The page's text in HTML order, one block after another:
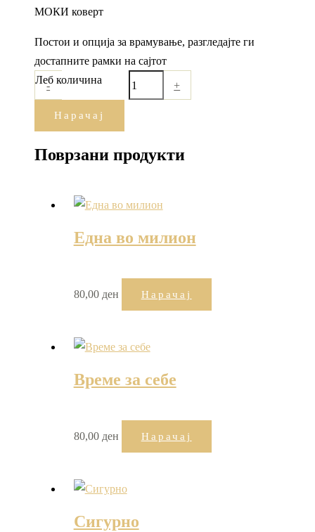
МОКИ коверт
Постои и опција за врамување, разгледајте ги
достапните рамки на сајтот
-
Леб количина +
Нарачај
Поврзани продукти
Една во милион
80,00 ден Нарачај
Време за себе
80,00 ден Нарачај
Сигурно